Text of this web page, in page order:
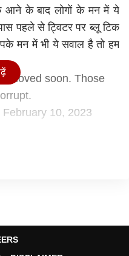
आने के बाद लोगों के मन में ये
पहले से ट्विटर पर ब्लू टिक
मन में भी ये सवाल है तो हम
soon. Those
February 10, 2023
जबकि पहले ये सिर्फ पॉपुलर